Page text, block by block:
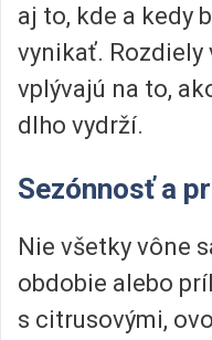
aj to, kde a kedy
vynikať.
vplývajú na to,
dlho vydrží.
Sezónnosť a
Nie všetky vône
obdobie alebo
s citrusovými,